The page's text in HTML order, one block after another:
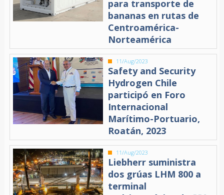
para transporte de
bananas en rutas de
Centroamérica-
Norteamérica
11/Aug/2023
Safety and Security
Hydrogen Chile
participó en Foro
Internacional
Marítimo-Portuario,
Roatán, 2023
11/Aug/2023
Liebherr suministra
dos grúas LHM 800 a
terminal